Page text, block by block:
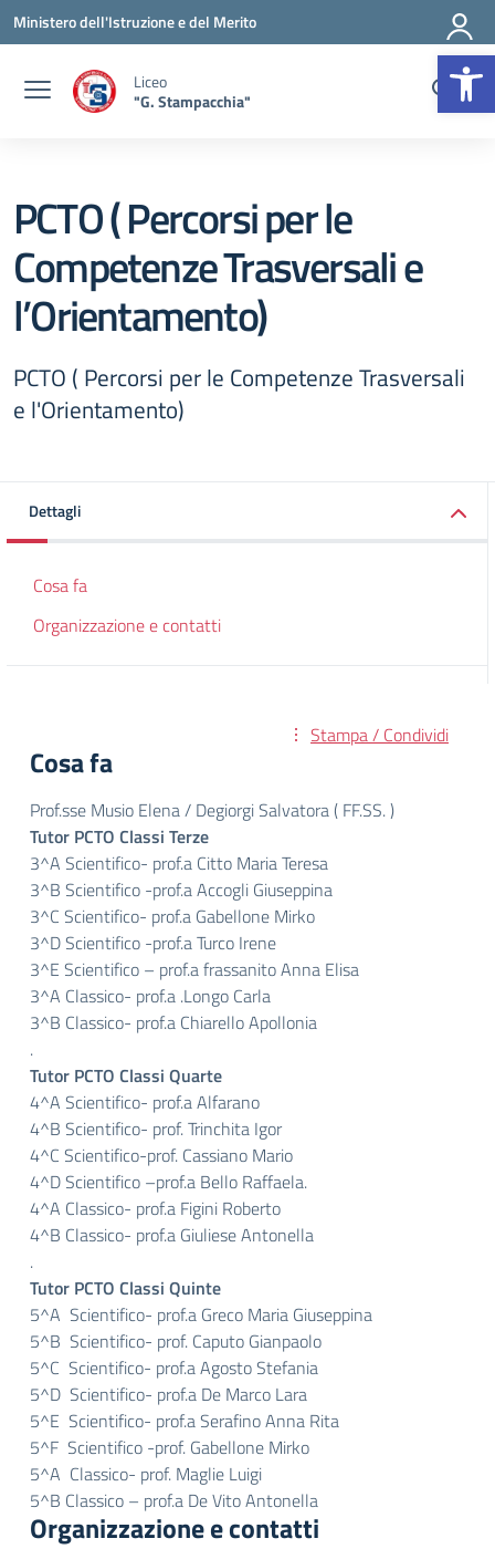
Vai ai contenuti
Vai al menu di navigazione
Vai al footer
Ministero dell'Istruzione e del Merito
Liceo
"G. Stampacchia"
PCTO ( Percorsi per le
Competenze Trasversali e
l’Orientamento)
PCTO ( Percorsi per le Competenze Trasversali
e l'Orientamento)
Dettagli
Cosa fa
Organizzazione e contatti
Stampa / Condividi
Cosa fa
Prof.sse Musio Elena / Degiorgi Salvatora ( FF.SS. )
Tutor PCTO Classi Terze
3^A Scientifico- prof.a Citto Maria Teresa
3^B Scientifico -prof.a Accogli Giuseppina
3^C Scientifico- prof.a Gabellone Mirko
3^D Scientifico -prof.a Turco Irene
3^E Scientifico – prof.a frassanito Anna Elisa
3^A Classico- prof.a .Longo Carla
3^B Classico- prof.a Chiarello Apollonia
.
Tutor PCTO Classi Quarte
4^A Scientifico- prof.a Alfarano
4^B Scientifico- prof. Trinchita Igor
4^C Scientifico-prof. Cassiano Mario
4^D Scientifico –prof.a Bello Raffaela.
4^A Classico- prof.a Figini Roberto
4^B Classico- prof.a Giuliese Antonella
.
Tutor PCTO Classi Quinte
5^A Scientifico- prof.a Greco Maria Giuseppina
5^B Scientifico- prof. Caputo Gianpaolo
5^C Scientifico- prof.a Agosto Stefania
5^D Scientifico- prof.a De Marco Lara
5^E Scientifico- prof.a Serafino Anna Rita
5^F Scientifico -prof. Gabellone Mirko
5^A Classico- prof. Maglie Luigi
5^B Classico – prof.a De Vito Antonella
Organizzazione e contatti